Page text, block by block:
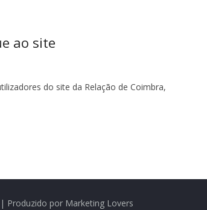
ao site
do site da Relação de Coimbra,
Produzido por Marketing Lovers